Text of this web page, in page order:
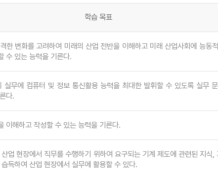
학습 목표
한 변화를 고려하여 미래의 산업 전반을 이해하고 미래 산업사회에 능동
수 있는 능력을 기른다.
실무에 컴퓨터 및 정보 통신활용 능력을 최대한 발휘할 수 있도록 실무
다.
이해하고 작성할 수 있는 능력을 기른다.
업 현장에서 직무를 수행하기 위하여 요구되는 기계 제도에 관련된 지식,
득하여 산업 현장에서 실무에 활용할 수 있다.